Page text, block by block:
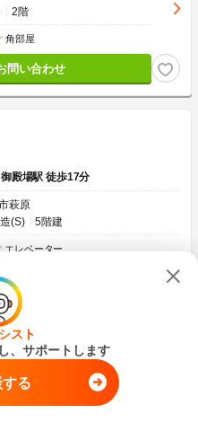
2階
角部屋
問い合わせ
殿場駅 徒歩17分
萩原
(S) 5階建
エレベーター
せ
金なし
費 -
スト
、サポートします
る